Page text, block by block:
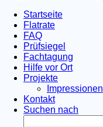
Startseite
Flatrate
FAQ
Prüfsiegel
Fachtagung
Hilfe vor Ort
Projekte
Impressionen
Kontakt
Suchen nach